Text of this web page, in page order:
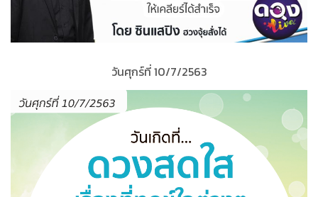
วันศุกร์ที่ 10/7/2563